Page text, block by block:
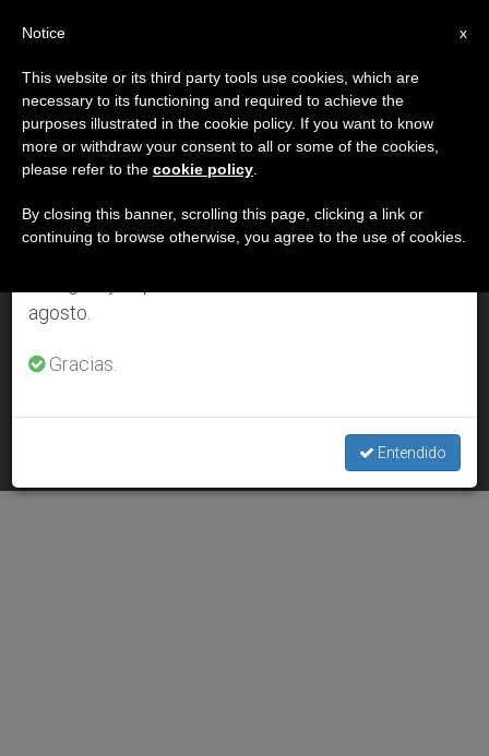
DÍA
Febrero 12th, 2006
ÚLTIMAS NOTICIAS
Benedicto XVI: Como leprosos, necesitamos ser curados
FEB 12, 2006 00:00
×
Aviso importante
Del 27 de julio al 7 de agosto haremos la pausa
anual, aprovechando que en el periodo de verano
se generan menos informaciones y también el
agosto.
Gracias.
Entendido
x
Notice
This website or its third party tools use cookies, which are
necessary to its functioning and required to achieve the
purposes illustrated in the cookie policy. If you want to know
more or withdraw your consent to all or some of the cookies,
please refer to the cookie policy
By closing this banner, scrolling this page, clicking a link or
continuing to browse otherwise, you agree to the use of cookies.